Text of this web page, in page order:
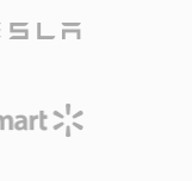
ง IPTV และ
การรองรับ
TS เหมาะ
ด่นสำคัญคือ
ำ: ต่างจาก
วมอย่างราบ